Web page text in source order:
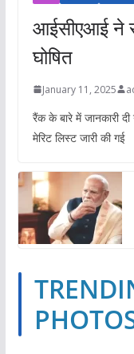
आईसीएआई ने
घोषित
January 11, 2025
रैंक के बारे में जानकारी
मेरिट लिस्ट जारी की गई